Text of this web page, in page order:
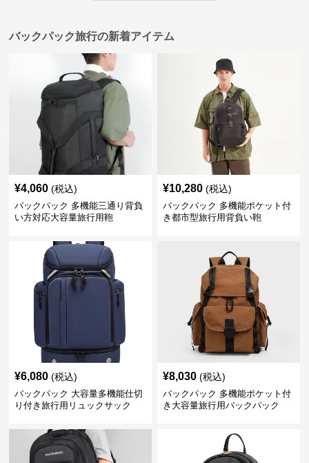
バックパック旅行の新着アイテム
¥4,060 (税込)
バックパック 多機能三通り背負
い方対応大容量旅行用鞄
¥10,280 (税込)
バックパック 多機能ポケット付
き都市型旅行用背負い鞄
¥6,080 (税込)
バックパック 大容量多機能仕切
り付き旅行用リュックサック
¥8,030 (税込)
バックパック 多機能ポケット付
き大容量旅行用バックパック